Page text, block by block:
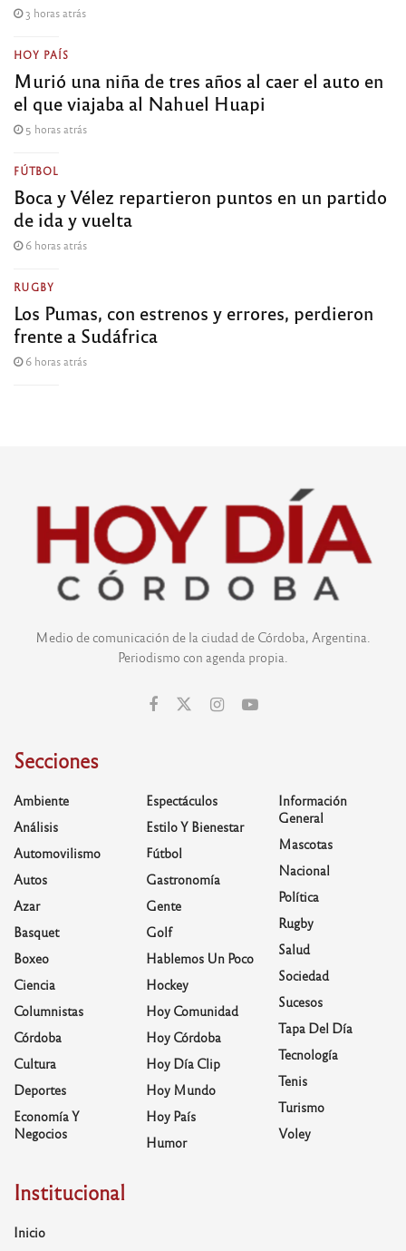
3 horas atrás
HOY PAÍS
Murió una niña de tres años al caer el auto en
el que viajaba al Nahuel Huapi
5 horas atrás
FÚTBOL
Boca y Vélez repartieron puntos en un partido
de ida y vuelta
6 horas atrás
RUGBY
Los Pumas, con estrenos y errores, perdieron
frente a Sudáfrica
6 horas atrás
Medio de comunicación de la ciudad de Córdoba, Argentina.
Periodismo con agenda propia.
Secciones
Ambiente
Análisis
Automovilismo
Autos
Azar
Basquet
Boxeo
Ciencia
Columnistas
Córdoba
Cultura
Deportes
Economía Y
Negocios
Espectáculos
Estilo Y Bienestar
Fútbol
Gastronomía
Gente
Golf
Hablemos Un Poco
Hockey
Hoy Comunidad
Hoy Córdoba
Hoy Día Clip
Hoy Mundo
Hoy País
Humor
Información
General
Mascotas
Nacional
Política
Rugby
Salud
Sociedad
Sucesos
Tapa Del Día
Tecnología
Tenis
Turismo
Voley
Institucional
Inicio